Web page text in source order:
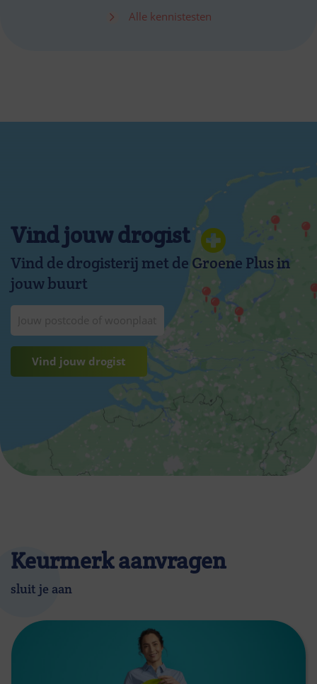
Alle kennistesten
Vind jouw drogist
Vind de drogisterij met de Groene Plus in
jouw buurt
Vind jouw drogist
Keurmerk aanvragen
sluit je aan